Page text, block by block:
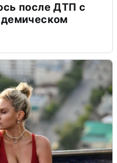
после ДТП с